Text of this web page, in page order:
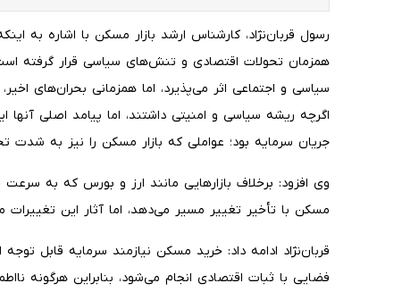
رسول قربان‌نژاد، کارشناس ارشد بازار مسکن با اشاره به
همزمان تحولات اقتصادی و تنش‌های سیاسی قرار گرفته
سیاسی و اجتماعی اثر می‌پذیرد، اما همزمانی بحران‌های
اگرچه ریشه سیاسی و امنیتی داشتند، اما پیامد اصلی آنها
جریان سرمایه بود؛ عواملی که بازار مسکن را نیز به شدت
وی افزود: برخلاف بازارهایی مانند ارز و بورس که به
مسکن با تأخیر تغییر مسیر می‌دهد، اما آثار این تغییرات
قربان‌نژاد ادامه داد: خرید مسکن نیازمند سرمایه قابل
فضایی با ثبات اقتصادی انجام می‌شود، بنابراین هرگونه